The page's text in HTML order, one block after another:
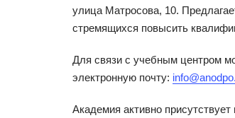
улица Матросова, 10.
стремящихся повысить
Для связи с учебным центром
электронную почту:
Академия активно